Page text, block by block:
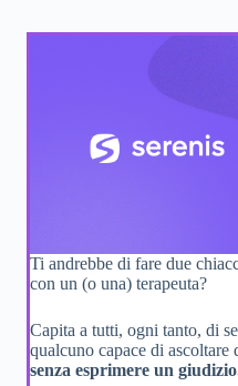
Ti andrebbe di fare due
con un (o una) terapeuta?
Capita a tutti, ogni tanto, di
qualcuno capace di
senza esprimere un